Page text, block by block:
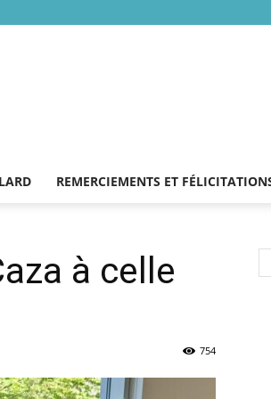
REMERCIEMENTS ET
à celle
754